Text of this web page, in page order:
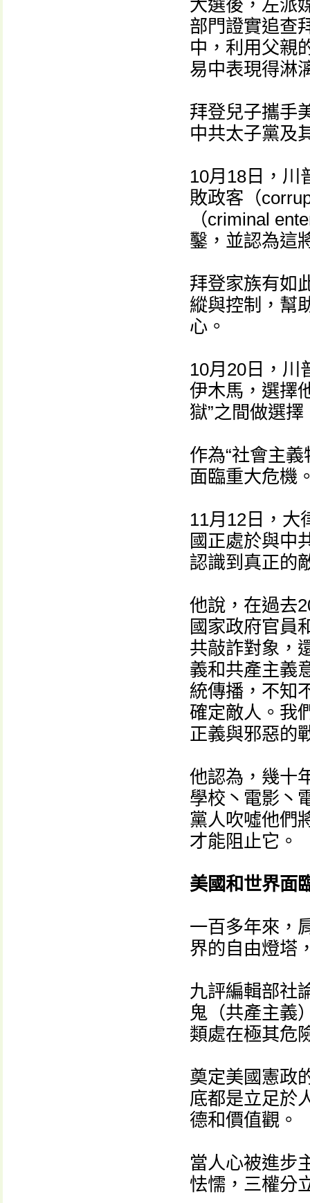
大選後，左派
部門證實追查
中，利用父親
易中表現得淋
拜登兒子攜手
中共太子黨及
10月18日，川
敗政客（
（criminal
鑿，並認為這
拜登家族有如
縱與控制，幫
心。
10月20日，川
伊木馬，選擇
獄”之間做選擇
作為“社會主
面臨重大危機
11月12日，大
國正處於與中
認識到真正的
他說，在過去
國家政府官員
共敲詐對象，
義和共產主義
統傳播，不知
確定敵人。我
正義與邪惡的
他認為，幾十
學校丶電影丶
黨人吹噓他們
才能阻止它。
美國和世界面
一百多年來，
界的自由燈塔
九評編輯部社
鬼（共產主義
類處在極其危
奠定美國憲政
底都是立足於
德和價值觀。
當人心被進步
怯懦，三權分